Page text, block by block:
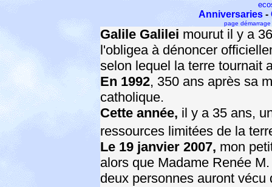
Anniversaries-
page démarrage
Galile Galilei mourut il y a
l'obligea à dénoncer
selon lequel la terre tournait
En 1992, 350 ans après sa
catholique.
Cette année, il y a 35 ans,
ressources limitées de la
Le 19 janvier 2007, mon
alors que Madame Renée
deux personnes auront